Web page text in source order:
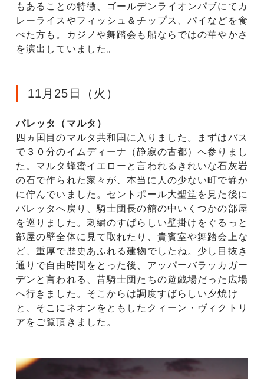
もあることの特徴、ゴールデンライオンパブにてカ
レーライスやフィッシュ＆チップス、パイなどを食
べた方も。カジノや舞踏会も船ならではの華やかさ
を演出していました。
11月25日（火）
バレッタ（マルタ）
四ヵ国目のマルタ共和国に入りました。まずはバス
で３０分のイムディーナ（静寂の古都）へ参りまし
た。マルタ蜂蜜イエローと言われるきれいな石灰岩
の石で作られた家々が、本当に人の少ない町で静か
に佇んでいました。セントポール大聖堂を見た後に
バレッタへ戻り、騎士団長の館の中いくつかの部屋
を巡りました。刺繍のすばらしい壁掛けをぐるっと
部屋の壁全体に見て取れたり、貴賓室や舞踏会上な
ど、重厚で歴史あふれる建物でしたね。少し目抜き
通りで自由時間をとった後、アッパーバラッカガー
デンと言われる、昔騎士団たちの遊戯場だった広場
へ行きました。そこからは調度すばらしい夕焼け
と、そこにネオンをともしたクィーン・ヴィクトリ
アをご覧頂きました。